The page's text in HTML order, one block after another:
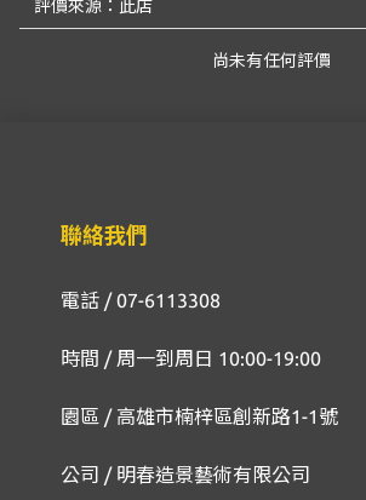
尚未有任何評價
聯絡我們
電話 / 07-6113308
時間 / 周一到周日 10:00-19:00
園區 / 高雄市楠梓區創新路1-1號
公司 / 明春造景藝術有限公司